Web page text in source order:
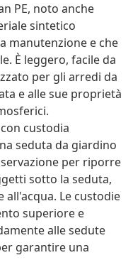
PE, noto anche
sintetico
manutenzione e che
È leggero, facile da
per gli arredi da
e alle sue proprietà
custodia
seduta da giardino
per riporre
sotto la seduta,
all'acqua. Le custodie
superiore e
alle sedute
garantire una